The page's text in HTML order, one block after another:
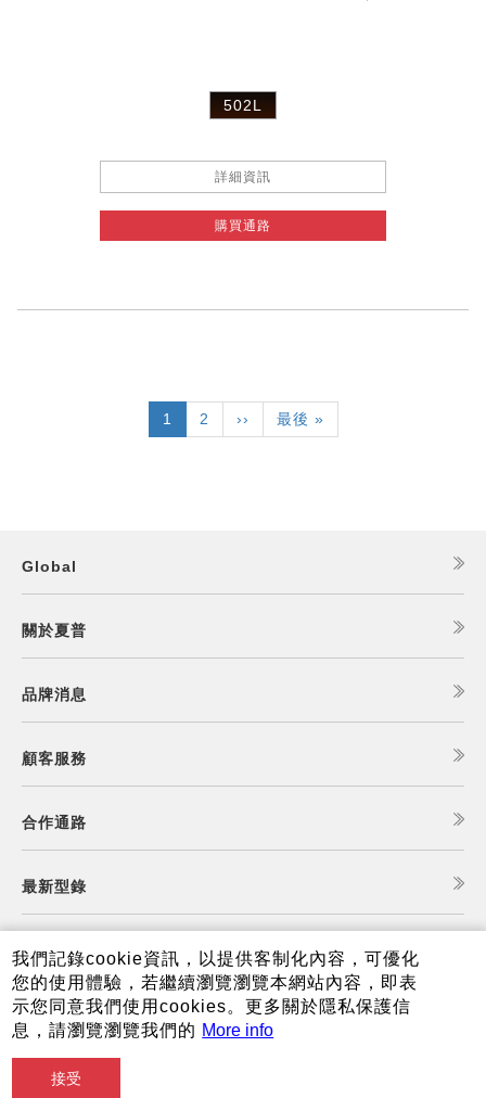
502L
詳細資訊
購買通路
目
前
1
頁
面
2
下
一
››
Last
page
最後 »
Global
關於夏普
品牌消息
顧客服務
合作通路
最新型錄
食譜查詢
夏普可購樂線上商城
我們記錄cookie資訊，以提供客制化內容，可優化
您的使用體驗，若繼續瀏覽瀏覽本網站內容，即表
示您同意我們使用cookies。更多關於隱私保護信
息，請瀏覽瀏覽我們的 More info
接受